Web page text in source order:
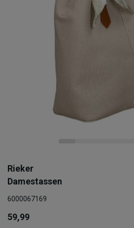
Rieker
Damestassen
6000067169
59,99